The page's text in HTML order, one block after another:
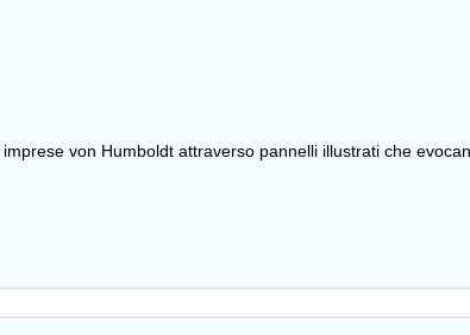
von Humboldt attraverso pannelli illustrati che